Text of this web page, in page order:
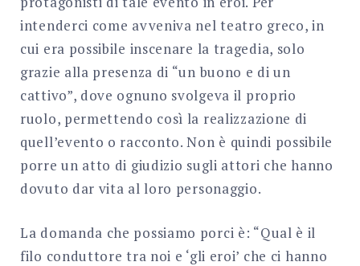
intenderci come avveniva nel teatro greco, in
cui era possibile inscenare la tragedia, solo
grazie alla presenza di “un buono e di un
cattivo”, dove ognuno svolgeva il proprio
ruolo, permettendo così la realizzazione di
quell’evento o racconto. Non è quindi possibile
porre un atto di giudizio sugli attori che hanno
dovuto dar vita al loro personaggio.
La domanda che possiamo porci è: “Qual è il
filo conduttore tra noi e ‘gli eroi’ che ci hanno